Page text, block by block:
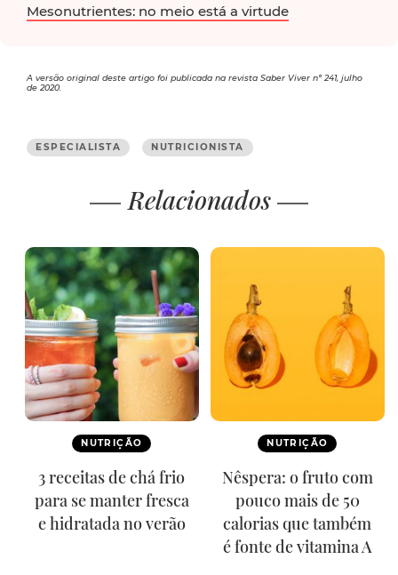
Mesonutrientes: no meio está a virtude
A versão original deste artigo foi publicada na revista Saber Viver nº 241, julho
de 2020.
ESPECIALISTA NUTRICIONISTA
Relacionados
NUTRIÇÃO
3 receitas de chá frio
para se manter fresca
e hidratada no verão
NUTRIÇÃO
Nêspera: o fruto com
pouco mais de 50
calorias que também
é fonte de vitamina A